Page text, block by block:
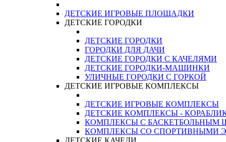
ДЕТСКИЕ ИГРОВЫЕ ПЛОЩАДКИ
ДЕТСКИЕ ГОРОДКИ
ДЕТСКИЕ ГОРОДКИ
ГОРОДКИ ДЛЯ ДАЧИ
ДЕТСКИЕ ГОРОДКИ С КАЧЕЛЯМИ
ДЕТСКИЕ ГОРОДКИ-МАШИНКИ
УЛИЧНЫЕ ГОРОДКИ С ГОРКОЙ
ДЕТСКИЕ ИГРОВЫЕ КОМПЛЕКСЫ
ДЕТСКИЕ ИГРОВЫЕ КОМПЛЕКСЫ
ДЕТСКИЕ КОМПЛЕКСЫ -
КОМПЛЕКСЫ С БАСКЕТБОЛЬНЫМ
КОМПЛЕКСЫ СО СПОРТИВНЫМИ
ДЕТСКИЕ КАЧЕЛИ